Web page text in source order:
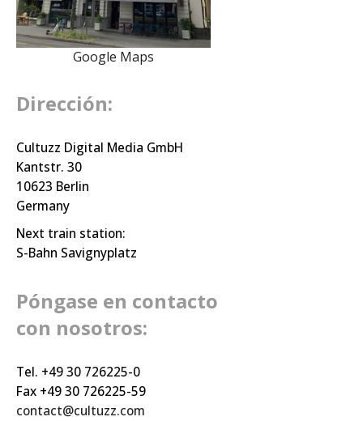
Google Maps
Dirección:
Cultuzz Digital Media GmbH
Kantstr. 30
10623 Berlin
Germany
Next train station:
S-Bahn Savignyplatz
Póngase en contacto
con nosotros:
Tel. +49 30 726225-0
Fax +49 30 726225-59
contact@cultuzz.com